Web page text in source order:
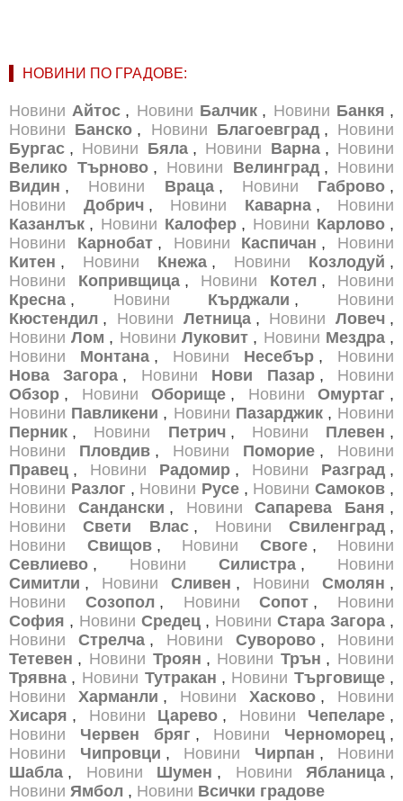
НОВИНИ ПО ГРАДОВЕ:
Новини Айтос , Новини Балчик , Новини Банкя ,
Новини Банско , Новини Благоевград , Новини
Бургас , Новини Бяла , Новини Варна , Новини
Велико Търново , Новини Велинград , Новини
Видин , Новини Враца , Новини Габрово ,
Новини
Добрич , Новини Каварна , Новини
Казанлък , Новини Калофер , Новини Карлово ,
Новини
Карнобат , Новини Каспичан , Новини
Китен , Новини Кнежа , Новини Козлодуй ,
Новини
Копривщица , Новини Котел , Новини
Кресна , Новини Кърджали , Новини
Кюстендил , Новини Летница , Новини Ловеч ,
Новини Лом , Новини Луковит , Новини Мездра ,
Новини
Монтана , Новини Несебър , Новини
Нова Загора , Новини Нови Пазар , Новини
Обзор , Новини Оборище , Новини Омуртаг ,
Новини Павликени , Новини Пазарджик , Новини
Перник , Новини Петрич , Новини Плевен ,
Новини
Пловдив , Новини Поморие , Новини
Правец , Новини Радомир , Новини Разград ,
Новини Разлог , Новини Русе , Новини Самоков ,
Новини
Сандански , Новини Сапарева Баня ,
Новини
Свети Влас , Новини Свиленград ,
Новини
Свищов , Новини Своге , Новини
Севлиево , Новини Силистра , Новини
Симитли , Новини Сливен , Новини Смолян ,
Новини
Созопол , Новини Сопот , Новини
София , Новини Средец , Новини Стара Загора ,
Новини
Стрелча , Новини Суворово , Новини
Тетевен , Новини Троян , Новини Трън , Новини
Трявна , Новини Тутракан , Новини Търговище ,
Новини
Харманли , Новини Хасково , Новини
Хисаря , Новини Царево , Новини Чепеларе ,
Новини
Червен бряг , Новини Черноморец ,
Новини
Чипровци , Новини Чирпан , Новини
Шабла , Новини Шумен , Новини Ябланица ,
Новини Ямбол , Новини Всички градове